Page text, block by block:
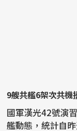
9艘共艦6架次共機
國軍漢光42號演
艦動態，統計自